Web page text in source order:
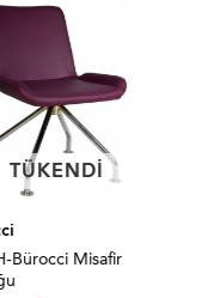
TÜKENDI
TÜKENDI
Bürocci Misafir